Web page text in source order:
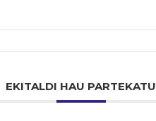
EKITALDI HAU PARTEKATU